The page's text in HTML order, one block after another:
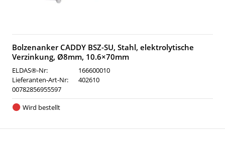
Bolzenanker CADDY BSZ-SU, Stahl, elektrolytische
Verzinkung, Ø8mm, 10.6×70mm
ELDAS®-Nr:
166600010
Lieferanten-Art-Nr:
402610
00782856955597
Wird bestellt